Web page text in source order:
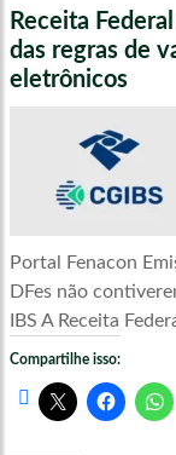
Receita
das regras de
eletrônicos
Portal Fenacon
DFes não
IBS A Receita
Compartilhe isso: